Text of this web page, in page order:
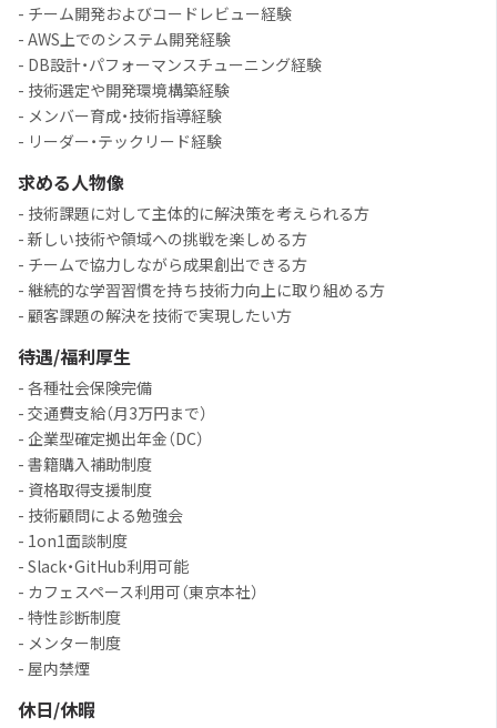
- チーム開発およびコードレビュー経験
- AWS上でのシステム開発経験
- DB設計・パフォーマンスチューニング経験
- 技術選定や開発環境構築経験
- メンバー育成・技術指導経験
- リーダー・テックリード経験
求める人物像
- 技術課題に対して主体的に解決策を考えられる方
- 新しい技術や領域への挑戦を楽しめる方
- チームで協力しながら成果創出できる方
- 継続的な学習習慣を持ち技術力向上に取り組める方
- 顧客課題の解決を技術で実現したい方
待遇/福利厚生
- 各種社会保険完備
- 交通費支給（月3万円まで）
- 企業型確定拠出年金（DC）
- 書籍購入補助制度
- 資格取得支援制度
- 技術顧問による勉強会
- 1on1面談制度
- Slack・GitHub利用可能
- カフェスペース利用可（東京本社）
- 特性診断制度
- メンター制度
- 屋内禁煙
休日/休暇